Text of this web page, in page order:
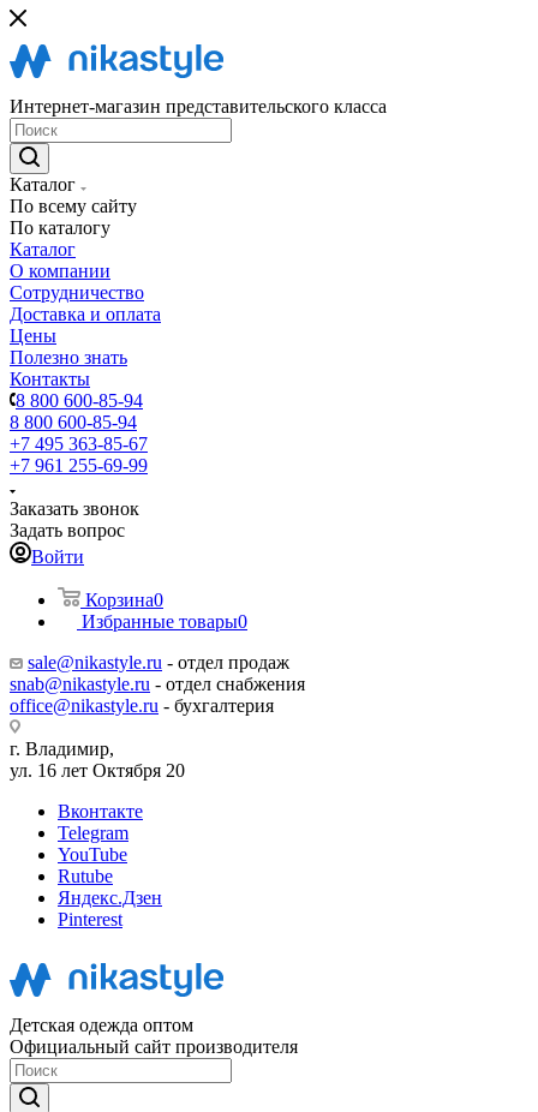
Интернет-магазин представительского класса
Каталог
По всему сайту
По каталогу
Каталог
О компании
Сотрудничество
Доставка и оплата
Цены
Полезно знать
Контакты
8 800 600-85-94
8 800 600-85-94
+7 495 363-85-67
+7 961 255-69-99
Заказать звонок
Задать вопрос
Войти
Корзина0
Избранные товары0
sale@nikastyle.ru - отдел продаж
snab@nikastyle.ru - отдел снабжения
office@nikastyle.ru - бухгалтерия
г. Владимир,
ул. 16 лет Октября 20
Вконтакте
Telegram
YouTube
Rutube
Яндекс.Дзен
Pinterest
Детская одежда оптом
Официальный сайт производителя